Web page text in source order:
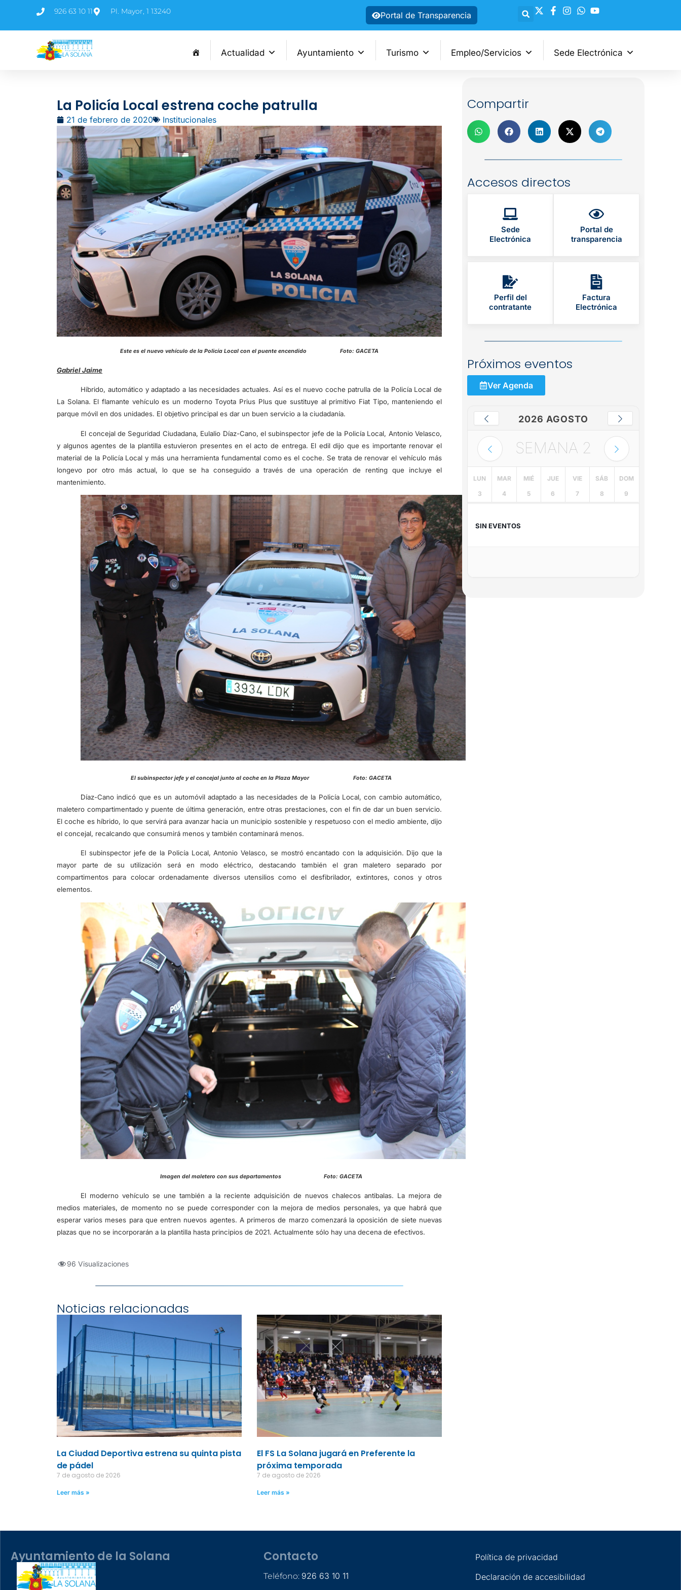
926 63 10 11 Pl. Mayor, 1 13240 Portal de Transparencia
Actualidad Ayuntamiento Turismo Empleo/Servicios Sede Electrónica
La Policía Local estrena coche patrulla
21 de febrero de 2020 Institucionales
Este es el nuevo vehículo de la Policía Local con el puente encendido Foto: GACETA
Gabriel Jaime
Híbrido, automático y adaptado a las necesidades actuales. Así es el nuevo coche patrulla de la Policía Local de
La Solana. El flamante vehículo es un moderno Toyota Prius Plus que sustituye al primitivo Fiat Tipo, manteniendo el
parque móvil en dos unidades. El objetivo principal es dar un buen servicio a la ciudadanía.
El concejal de Seguridad Ciudadana, Eulalio Díaz-Cano, el subinspector jefe de la Policía Local, Antonio Velasco,
y algunos agentes de la plantilla estuvieron presentes en el acto de entrega. El edil dijo que es importante renovar el
material de la Policía Local y más una herramienta fundamental como es el coche. Se trata de renovar el vehículo más
longevo por otro más actual, lo que se ha conseguido a través de una operación de renting que incluye el
mantenimiento.
El subinspector jefe y el concejal junto al coche en la Plaza Mayor Foto: GACETA
Díaz-Cano indicó que es un automóvil adaptado a las necesidades de la Policía Local, con cambio automático,
maletero compartimentado y puente de última generación, entre otras prestaciones, con el fin de dar un buen servicio.
El coche es híbrido, lo que servirá para avanzar hacia un municipio sostenible y respetuoso con el medio ambiente, dijo
el concejal, recalcando que consumirá menos y también contaminará menos.
El subinspector jefe de la Policía Local, Antonio Velasco, se mostró encantado con la adquisición. Dijo que la
mayor parte de su utilización será en modo eléctrico, destacando también el gran maletero separado por
compartimentos para colocar ordenadamente diversos utensilios como el desfibrilador, extintores, conos y otros
elementos.
Imagen del maletero con sus departamentos Foto: GACETA
El moderno vehículo se une también a la reciente adquisición de nuevos chalecos antibalas. La mejora de
medios materiales, de momento no se puede corresponder con la mejora de medios personales, ya que habrá que
esperar varios meses para que entren nuevos agentes. A primeros de marzo comenzará la oposición de siete nuevas
plazas que no se incorporarán a la plantilla hasta principios de 2021. Actualmente sólo hay una decena de efectivos.
96 Visualizaciones
Noticias relacionadas
La Ciudad Deportiva estrena su quinta pista
de pádel
7 de agosto de 2026
Leer más »
El FS La Solana jugará en Preferente la
próxima temporada
7 de agosto de 2026
Leer más »
Compartir
Accesos directos
Sede
Electrónica
Portal de
transparencia
Perfil del
contratante
Factura
Electrónica
Próximos eventos
Ver Agenda
2026 AGOSTO
SEMANA 2
LUN
3
MAR
4
MIÉ
5
JUE
6
VIE
7
SÁB
8
DOM
9
SIN EVENTOS
Ayuntamiento de la Solana Contacto
Teléfono: 926 63 10 11
Política de privacidad
Declaración de accesibilidad